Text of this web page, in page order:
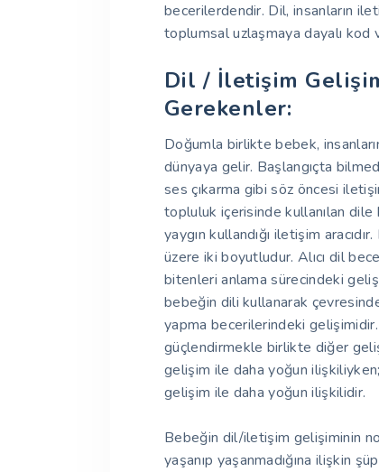
becerilerdendir. Dil, insanların
toplumsal uzlaşmaya dayalı kod
Dil / İletişim
Gerekenler:
Doğumla birlikte bebek,
dünyaya gelir. Başlangıçta
ses çıkarma gibi söz öncesi
topluluk içerisinde kullanılan dile
yaygın kullandığı iletişim
üzere iki boyutludur. Alıcı dil
bitenleri anlama sürecindeki
bebeğin dili kullanarak
yapma becerilerindeki
güçlendirmekle birlikte diğer
gelişim ile daha yoğun
gelişim ile daha yoğun ilişkilidir.
Bebeğin dil/iletişim gelişiminin
yaşanıp yaşanmadığına ilişkin